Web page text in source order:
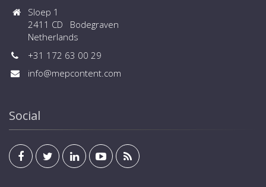
Sloep 1
2411 CD Bodegraven
Netherlands
+31 172 63 00 29
info@mepcontent.com
Social